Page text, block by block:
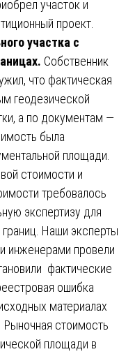
участок и
проект.
участка с
Собственник
что фактическая
геодезической
а по документам —
была
площади.
стоимости и
требовалось
экспертизу для
Наши эксперты
инженерами провели
фактические
ошибка
материалах
стоимость
площади в